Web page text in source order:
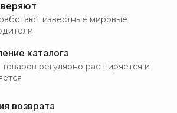
известные мировые
каталога
товаров регулярно расширяется и
возврата